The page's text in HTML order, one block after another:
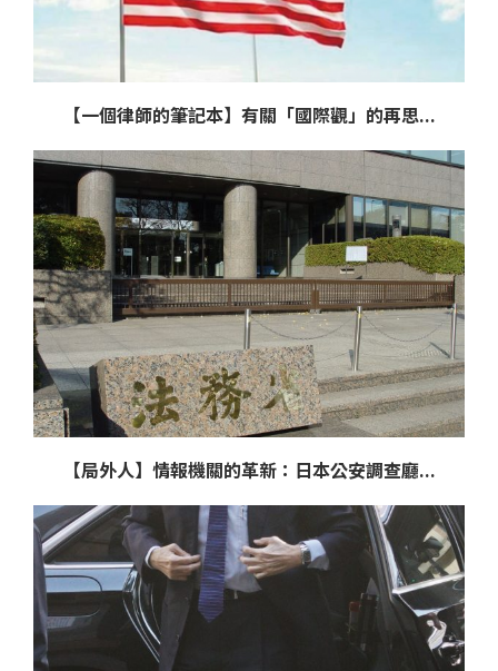
【一個律師的筆記本】有關「國際觀」的再思...
【局外人】情報機關的革新：日本公安調查廳...